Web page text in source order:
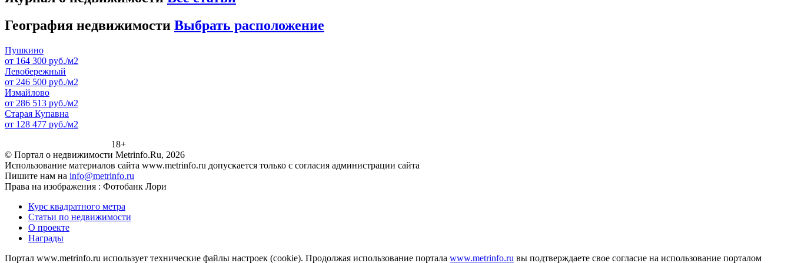
География недвижимости Выбрать расположение
Пушкино
от 164 300 руб./м2
Левобережный
от 246 500 руб./м2
Измайлово
от 286 513 руб./м2
Старая Купавна
от 128 477 руб./м2
18+
© Портал о недвижимости Metrinfo.Ru, 2026
Использование материалов сайта www.metrinfo.ru допускается только с согласия администрации сайта
Пишите нам на info@metrinfo.ru
Права на изображения : Фотобанк Лори
Курс квадратного метра
Статьи по недвижимости
О проекте
Награды
Портал www.metrinfo.ru использует технические файлы настроек (cookie). Продолжая использование портала www.metrinfo.ru вы подтверждаете свое согласие на использование порталом